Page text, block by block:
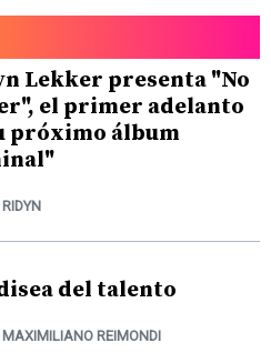
Lekker presenta "No
el primer adelanto
próximo álbum
RIDYN
del talento
MAXIMILIANO REIMONDI